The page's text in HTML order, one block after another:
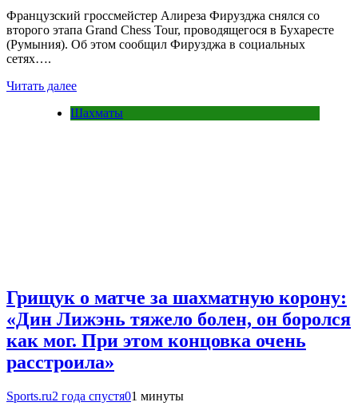
Французский гроссмейстер Алиреза Фирузджа снялся со
второго этапа Grand Chess Tour, проводящегося в Бухаресте
(Румыния). Об этом сообщил Фирузджа в социальных
сетях….
Читать далее
Шахматы
Грищук о матче за шахматную корону:
«Дин Лижэнь тяжело болен, он боролся
как мог. При этом концовка очень
расстроила»
Sports.ru2 года спустя01 минуты